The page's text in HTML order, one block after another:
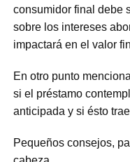
consumidor final debe
sobre los intereses
impactará en el valor
En otro punto
si el préstamo
anticipada y si ésto
Pequeños consejos,